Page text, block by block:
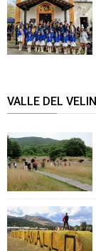
VALLE DEL